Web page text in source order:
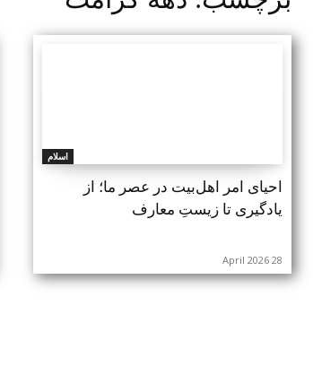
اسلام
احیای امر اهل‌بیت در عصر ما؛ از
یادگیری تا زیستِ معارف
28 April 2026